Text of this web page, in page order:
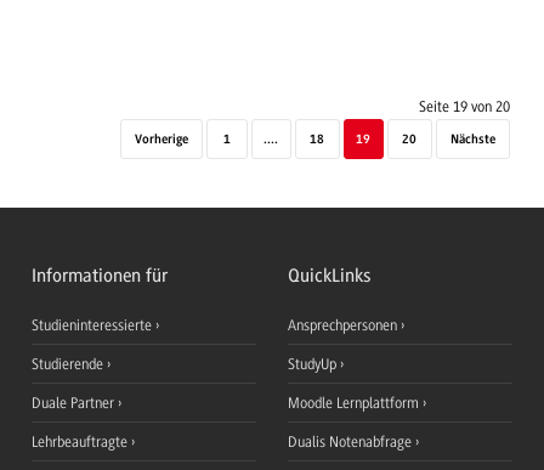
Seite 19 von 20
Vorherige 1 .... 18 19 20 Nächste
Informationen für
Studieninteressierte
Studierende
Duale Partner
Lehrbeauftragte
QuickLinks
Ansprechpersonen
StudyUp
Moodle Lernplattform
Dualis Notenabfrage